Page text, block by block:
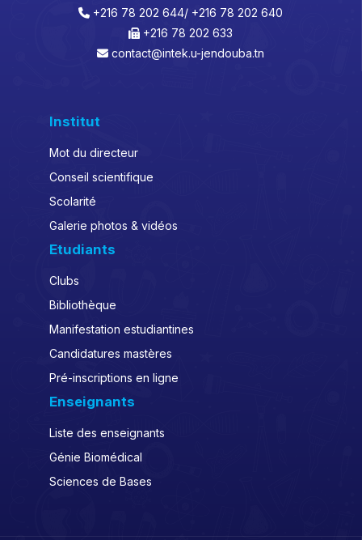
+216 78 202 644/ +216 78 202 640
+216 78 202 633
contact@intek.u-jendouba.tn
Institut
Mot du directeur
Conseil scientifique
Scolarité
Galerie photos & vidéos
Etudiants
Clubs
Bibliothèque
Manifestation estudiantines
Candidatures mastères
Pré-inscriptions en ligne
Enseignants
Liste des enseignants
Génie Biomédical
Sciences de Bases